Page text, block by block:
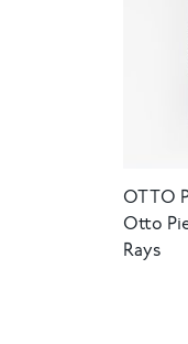
OTTO
Otto
Rays